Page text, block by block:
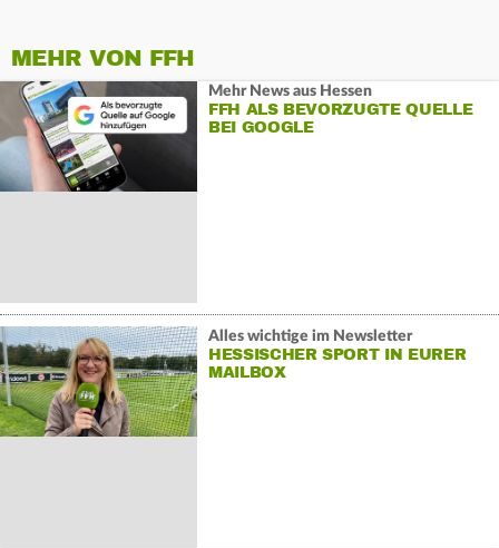
MEHR VON FFH
Mehr News aus Hessen
FFH ALS BEVORZUGTE QUELLE
BEI GOOGLE
Alles wichtige im Newsletter
HESSISCHER SPORT IN EURER
MAILBOX